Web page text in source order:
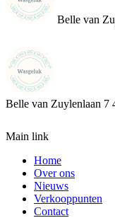
Belle van
Belle van Zuylenlaan 7
Main link
Home
Over ons
Nieuws
Verkooppunten
Contact